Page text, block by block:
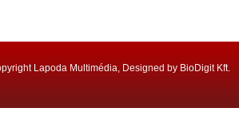
Lapoda Multimédia, Designed by BioDigit Kft.